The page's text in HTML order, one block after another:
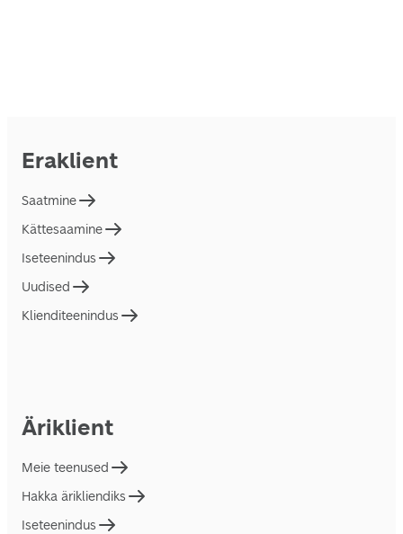
Eraklient
Saatmine
Kättesaamine
Iseteenindus
Uudised
Klienditeenindus
Äriklient
Meie teenused
Hakka ärikliendiks
Iseteenindus